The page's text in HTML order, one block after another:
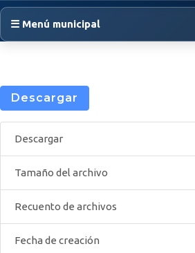
☰ Menú municipal
Descargar
Descargar
Tamaño del archivo
Recuento de archivos
Fecha de creación